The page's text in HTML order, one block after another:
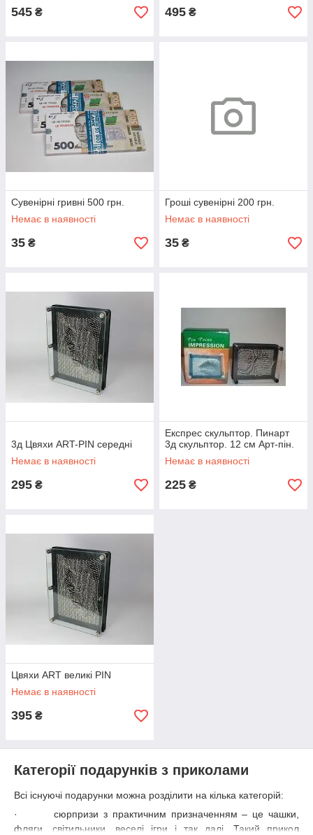
545 ₴ 495 ₴
Сувенірні гривні 500 грн.
Немає в наявності
35 ₴
Гроші сувенірні 200 грн.
Немає в наявності
35 ₴
3д Цвяхи ART-PIN середні
Немає в наявності
295 ₴
Експрес скульптор. Пинарт
3д скульптор. 12 см Арт-пін.
Немає в наявності
225 ₴
Цвяхи ART великі PIN
Немає в наявності
395 ₴
Категорії подарунків з приколами
Всі існуючі подарунки можна розділити на кілька категорій:
·
сюрпризи з практичним призначенням – це чашки,
фляги, світильники, веселі ігри і так далі. Такий прикол